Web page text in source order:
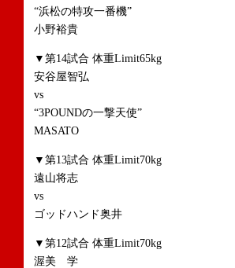
“浜松の特攻一番機”
小野裕貴
▼第14試合 体重Limit65kg
安谷屋智弘
vs
“3POUNDの一撃天使”
MASATO
▼第13試合 体重Limit70kg
遠山将志
vs
ゴッドハンド奥井
▼第12試合 体重Limit70kg
渥美 学